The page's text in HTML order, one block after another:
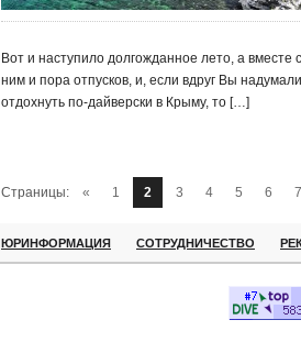
Вот и наступило долгожданное лето, а вместе с
ним и пора отпусков, и, если вдруг Вы надумали
отдохнуть по-дайверски в Крыму, то […]
Страницы: « 1 2 3 4 5 6 7
ЮРИНФОРМАЦИЯ СОТРУДНИЧЕСТВО